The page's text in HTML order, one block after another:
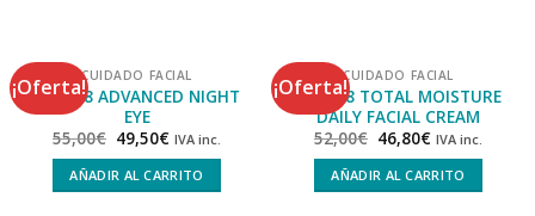
¡Oferta!CUIDADO FACIAL
MEDIK8 ADVANCED NIGHT
EYE
55,00€ 49,50€ IVA inc.
AÑADIR AL CARRITO
¡Oferta!CUIDADO FACIAL
MEDIK8 TOTAL MOISTURE
DAILY FACIAL CREAM
52,00€ 46,80€ IVA inc.
AÑADIR AL CARRITO